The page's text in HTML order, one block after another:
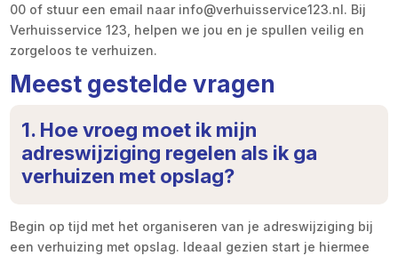
00 of stuur een email naar info@verhuisservice123.nl. Bij
Verhuisservice 123, helpen we jou en je spullen veilig en
zorgeloos te verhuizen.
Meest gestelde vragen
1. Hoe vroeg moet ik mijn
adreswijziging regelen als ik ga
verhuizen met opslag?
Begin op tijd met het organiseren van je adreswijziging bij
een verhuizing met opslag. Ideaal gezien start je hiermee